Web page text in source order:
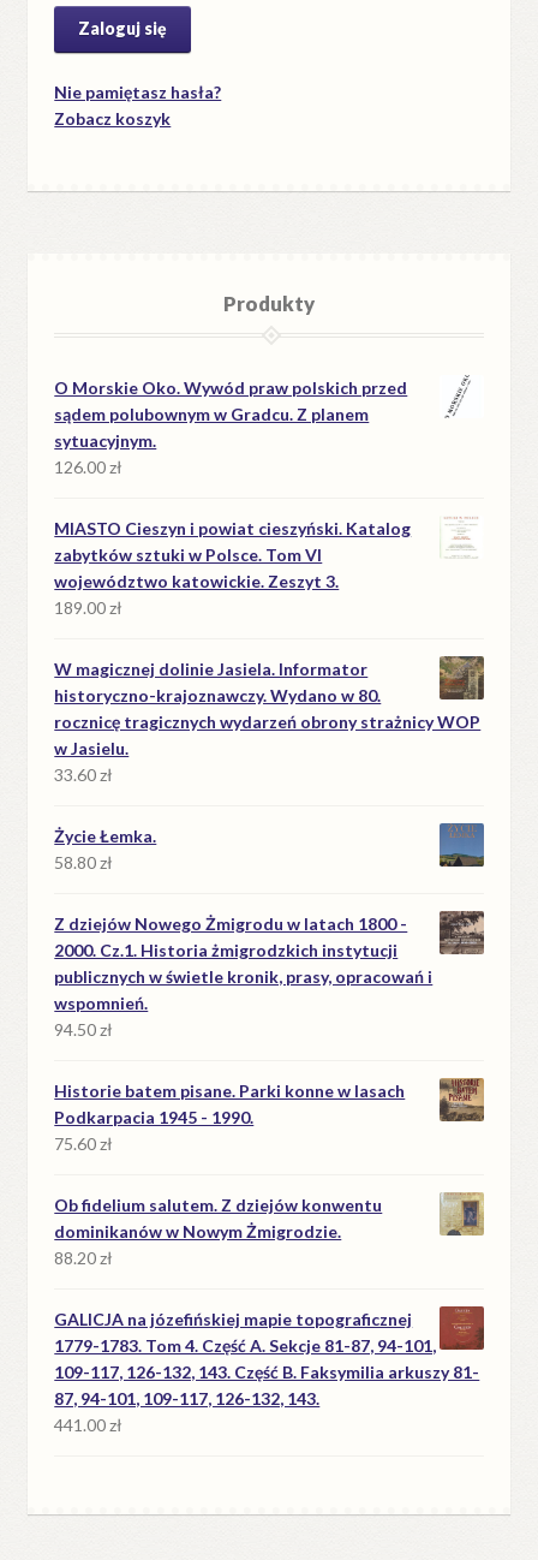
Nie pamiętasz hasła?
Zobacz koszyk
Produkty
O Morskie Oko. Wywód praw polskich przed
sądem polubownym w Gradcu. Z planem
sytuacyjnym.
126.00zł
MIASTO Cieszyn i powiat cieszyński. Katalog
zabytków sztuki w Polsce. Tom VI
województwo katowickie. Zeszyt 3.
189.00zł
W magicznej dolinie Jasiela. Informator
historyczno-krajoznawczy. Wydano w 80.
rocznicę tragicznych wydarzeń obrony strażnicy WOP
w Jasielu.
33.60zł
Życie Łemka.
58.80zł
Z dziejów Nowego Żmigrodu w latach 1800 -
2000. Cz.1. Historia żmigrodzkich instytucji
publicznych w świetle kronik, prasy, opracowań i
wspomnień.
94.50zł
Historie batem pisane. Parki konne w lasach
Podkarpacia 1945 - 1990.
75.60zł
Ob fidelium salutem. Z dziejów konwentu
dominikanów w Nowym Żmigrodzie.
88.20zł
GALICJA na józefińskiej mapie topograficznej
1779-1783. Tom 4. Część A. Sekcje 81-87, 94-101,
109-117, 126-132, 143. Część B. Faksymilia arkuszy 81-
87, 94-101, 109-117, 126-132, 143.
441.00zł